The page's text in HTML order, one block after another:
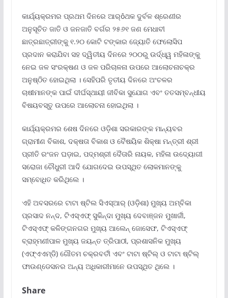
କାର୍ଯ୍ୟକ୍ରମର ପ୍ରଥମ ଦିନରେ ଆର୍ôଥକ ଦୁର୍ବଳ ଶ୍ରେଣୀର
ଅନୁସୂଚିତ ଜାତି ଓ ଜନଜାତି ବର୍ଗର ୨୫୬୧ ଜଣ ମେଧାବୀ
ଛାତ୍ରଛାତ୍ରୀଙ୍କୁ ୧.୨୦ କୋଟି ଟଙ୍କାର ଜ୍ୟୋତି ଫେଲୋସିପ
ପ୍ରଦାନ କରାଯିବା ସହ ଦ୍ୱିତୀୟ ଦିନରେ ୨୦୦ରୁ ଉର୍ଦ୍ଧ୍ୱ ମହିଳାଙ୍କୁ
ନେଇ ଜଳ ସଂରକ୍ଷଣ ଓ ଜଳ ପରିଚାଳନା ଉପରେ ଆଲୋଚନାଚକ୍ର
ଅନୁଷ୍ଠିତ ହୋଇଥିଲା । ସେହିପରି ତୃତୀୟ ଦିନରେ ଅଂଚଳର
ଚାଷୀମାନଙ୍କ ପାଇଁ ଦୀର୍ଘସ୍ଥାୟୀ ଜୀବିକା ସୁଯୋଗ ଏବଂ ତତସମ୍ବନ୍ଧୀୟ
ବିଷୟବସ୍ତୁ ଉପରେ ଆଲୋଚନା ହୋଇଥିଲା ।
କାର୍ଯ୍ୟକ୍ରମର ଶେଷ ଦିନରେ ଓଡ଼ିଶା ସରକାରଙ୍କ ମାନ୍ୟବର
ଗ୍ରାମୀଣ ବିକାଶ, ଦକ୍ଷତା ବିକାଶ ଓ ବୈଷୟିକ ଶିକ୍ଷା ମନ୍ତ୍ରୀ ଶ୍ରୀ
ପ୍ରୀତି ରଂଜନ ଘଡ଼ାଇ, ପଦ୍ମଶ୍ରୀ ଦୈତାରି ନାୟକ, ମହିଳା ଉଦ୍ୟୋଗୀ
ସରୋଜା ଚୌଧୁରୀ ଆଦି ଯୋଗଦେଇ ଉପସ୍ଥିତ ଲୋକମାନଙ୍କୁ
ସମ୍ବୋଧିତ କରିଥିଲେ ।
ଏହି ଅବସରରେ ଟାଟା ଷ୍ଟିଲ ସିଏସ୍‌ଆର୍ (ଓଡ଼ିଶା) ମୁଖ୍ୟ ଅମ୍ବିକା
ପ୍ରସାଦ ନନ୍ଦ, ଟିଏସ୍‌ଏଫ୍ ସୁକିନ୍ଦା ମୁଖ୍ୟ ଦେବାଞ୍ଜନ ମୁଖାର୍ଜୀ,
ଟିଏସ୍‌ଏଫ୍ କଳିଙ୍ଗନଗର ମୁଖ୍ୟ ଆଲେନ୍ ଜୋସେଫ, ଟିଏସ୍‌ଏଫ୍
ବ୍ରାହ୍ମଣୀପାଳ ମୁଖ୍ୟ ଜୟନ୍ତ ତ୍ରିପାଠୀ, ପ୍ରଶାସନିକ ମୁଖ୍ୟ
(ଏଫ୍‌ଏଏମ୍‌ଡି) ଗୌତମ ଚକ୍ରବର୍ତୀ ଏବଂ ଟାଟା ଷ୍ଟିଲ୍ ଓ ଟାଟା ଷ୍ଟିଲ୍
ଫାଉଣ୍ଡେସନର ଅନ୍ୟ ଅଧିକାରୀମାନେ ଉପସ୍ଥିତ ଥିଲେ ।
Share